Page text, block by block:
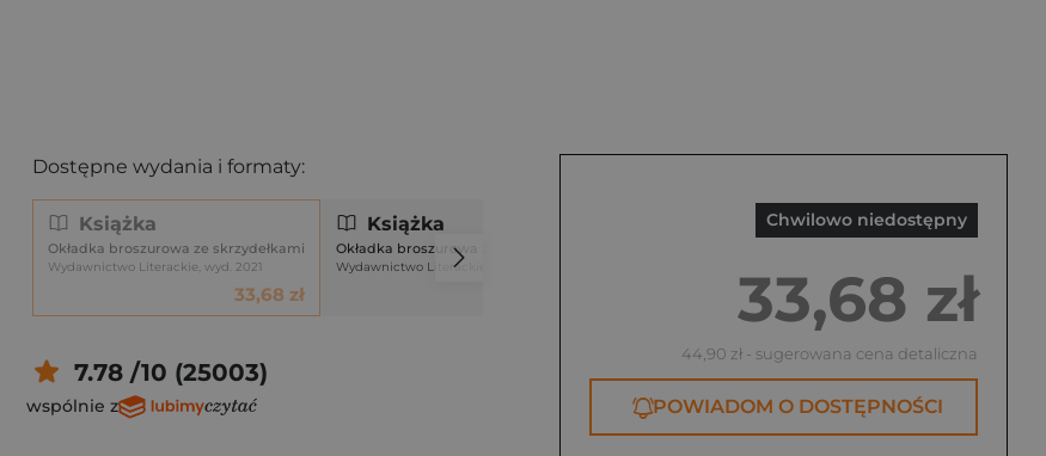
Chwilowo niedostępny
33,68 zł
44,90 zł - sugerowana cena detaliczna
POWIADOM O DOSTĘPNOŚCI
Dostępne wydania i formaty:
Książka
Okładka broszurowa ze skrzydełkami
Wydawnictwo Literackie, wyd. 2021
33,68 zł
Książka
Okładka broszurowa ze skrzydełkami
Wydawnictwo Literackie, wyd. 2025
7.78 /10 (25003)
wspólnie z